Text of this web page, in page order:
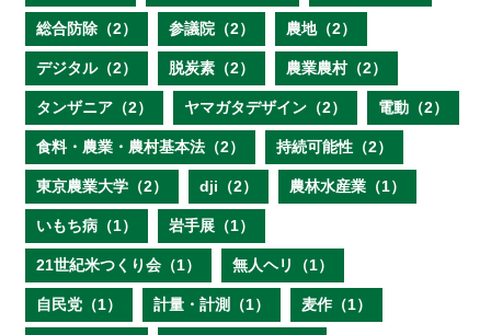
総合防除（2） 参議院（2） 農地（2）
デジタル（2） 脱炭素（2） 農業農村（2）
タンザニア（2） ヤマガタデザイン（2） 電動（2）
食料・農業・農村基本法（2） 持続可能性（2）
東京農業大学（2） dji（2） 農林水産業（1）
いもち病（1） 岩手展（1）
21世紀米つくり会（1） 無人ヘリ（1）
自民党（1） 計量・計測（1） 麦作（1）